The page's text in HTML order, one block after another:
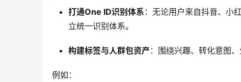
打通One ID识别体系 ：无论用户来自抖音、小
立统一识别体系。
构建标签与人群包资产 ：围绕兴趣、转化意图
例如：